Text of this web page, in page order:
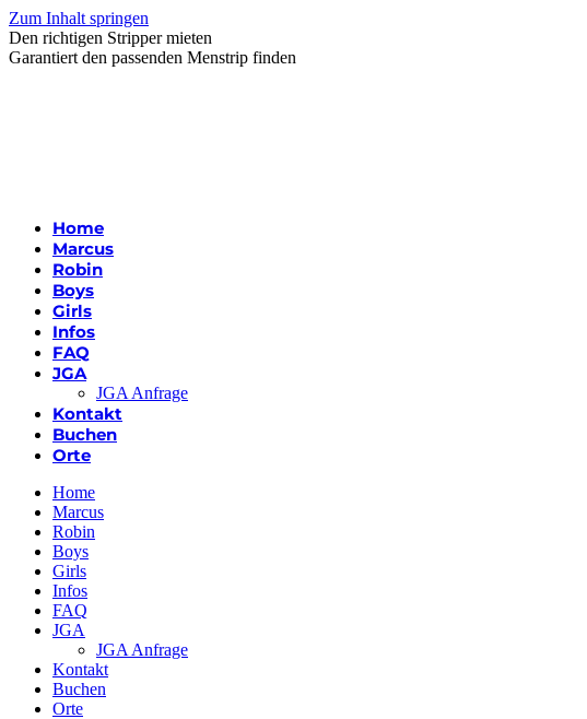
Zum Inhalt springen
Den richtigen Stripper mieten
Garantiert den passenden Menstrip finden
Home
Marcus
Robin
Boys
Girls
Infos
FAQ
JGA
JGA Anfrage
Kontakt
Buchen
Orte
Home
Marcus
Robin
Boys
Girls
Infos
FAQ
JGA
JGA Anfrage
Kontakt
Buchen
Orte